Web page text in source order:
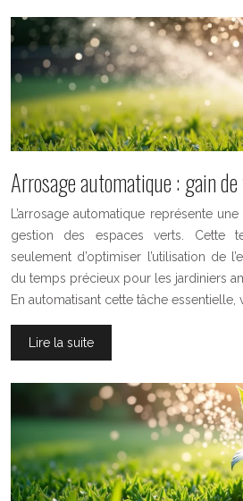
Arrosage automatique : gain
L’arrosage automatique représente
gestion des espaces verts. Cette
seulement d’optimiser l’utilisation de
du temps précieux pour les jardiniers
En automatisant cette tâche essentielle,
Lire la suite